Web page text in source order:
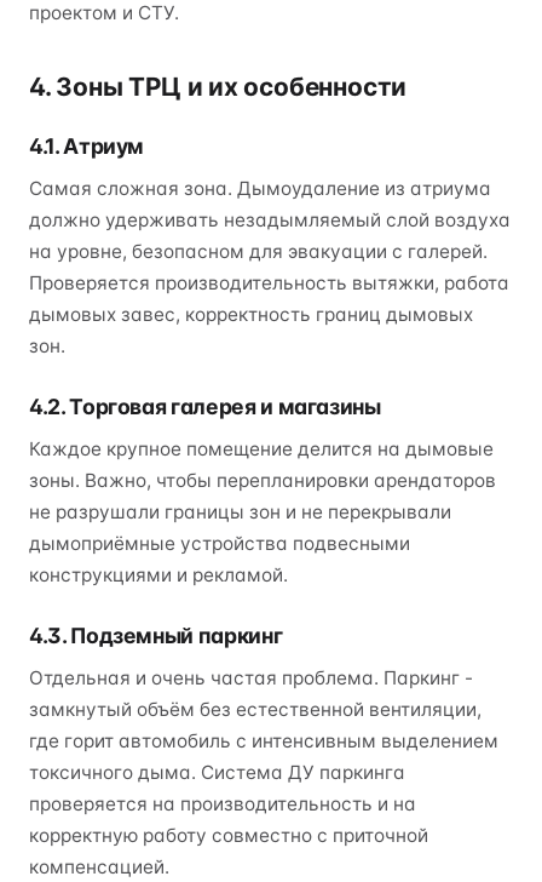
проектом и СТУ.
4. Зоны ТРЦ и их особенности
4.1. Атриум
Самая сложная зона. Дымоудаление из атриума
должно удерживать незадымляемый слой воздуха
на уровне, безопасном для эвакуации с галерей.
Проверяется производительность вытяжки, работа
дымовых завес, корректность границ дымовых
зон.
4.2. Торговая галерея и магазины
Каждое крупное помещение делится на дымовые
зоны. Важно, чтобы перепланировки арендаторов
не разрушали границы зон и не перекрывали
дымоприёмные устройства подвесными
конструкциями и рекламой.
4.3. Подземный паркинг
Отдельная и очень частая проблема. Паркинг -
замкнутый объём без естественной вентиляции,
где горит автомобиль с интенсивным выделением
токсичного дыма. Система ДУ паркинга
проверяется на производительность и на
корректную работу совместно с приточной
компенсацией.